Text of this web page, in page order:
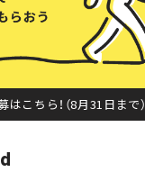
はこちら！（8月31日まで）